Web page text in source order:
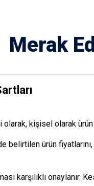
Merak
olarak, kişisel olarak
belirtilen ürün
karşılıklı onaylanır.